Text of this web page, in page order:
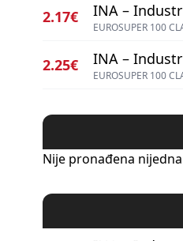
2.17€ INA –
EUROSUPER 100
2.25€ INA –
EUROSUPER 100
Nije pronađena